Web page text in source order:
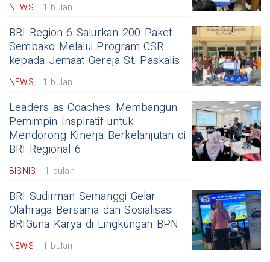
NEWS 1 bulan
BRI Region 6 Salurkan 200 Paket
Sembako Melalui Program CSR
kepada Jemaat Gereja St. Paskalis
NEWS 1 bulan
Leaders as Coaches: Membangun
Pemimpin Inspiratif untuk
Mendorong Kinerja Berkelanjutan di
BRI Regional 6
BISNIS 1 bulan
BRI Sudirman Semanggi Gelar
Olahraga Bersama dan Sosialisasi
BRIGuna Karya di Lingkungan BPN
NEWS 1 bulan